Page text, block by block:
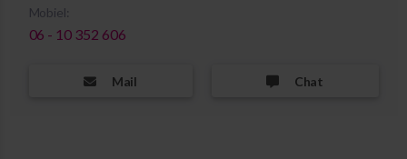
Mobiel:
06 - 10 352 606
Mail Chat